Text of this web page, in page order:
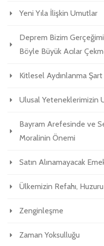
Yeni Yıla İlişkin Umutlar
Deprem Bizim
Böyle Büyük Acılar
Kitlesel Aydınlanma Şart
Ulusal Yeteneklerimizin
Bayram Arefesinde ve
Moralinin Önemi
Satın Alınamayacak
Ülkemizin Refahı, Huzuru
Zenginleşme
Zaman Yoksulluğu